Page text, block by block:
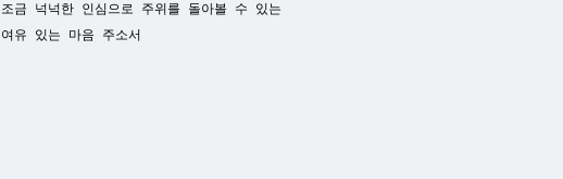
조금 넉넉한 인심으로 주위를 돌아볼 수 있는
여유 있는 마음 주소서